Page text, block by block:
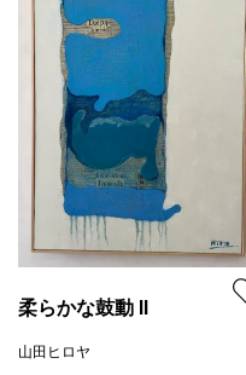
柔らかな鼓動 Ⅱ
山田ヒロヤ